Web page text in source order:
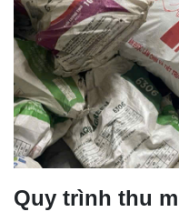
Quy trình thu